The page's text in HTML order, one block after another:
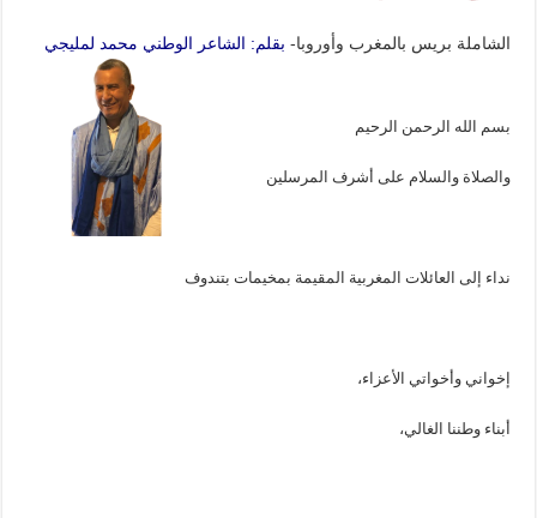
الشاملة بريس بالمغرب وأوروبا- بقلم: الشاعر الوطني محمد لمليجي
بسم الله الرحمن الرحيم
والصلاة والسلام على أشرف المرسلين
نداء إلى العائلات المغربية المقيمة بمخيمات بتندوف
إخواني وأخواتي الأعزاء،
أبناء وطننا الغالي،